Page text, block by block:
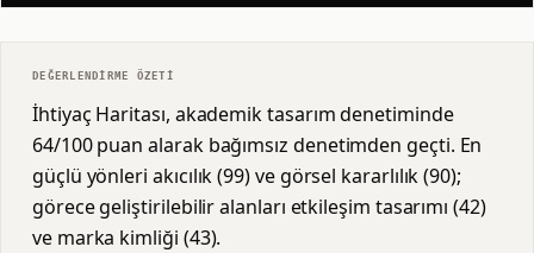
DEĞERLENDIRME ÖZETI
İhtiyaç Haritası, akademik tasarım denetiminde
64/100 puan alarak bağımsız denetimden geçti. En
güçlü yönleri akıcılık (99) ve görsel kararlılık (90);
görece geliştirilebilir alanları etkileşim tasarımı (42)
ve marka kimliği (43).